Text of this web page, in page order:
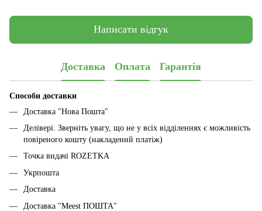
Написати відгук
Доставка Оплата Гарантія
Способи доставки
Доставка "Нова Пошта"
Делівері. Зверніть увагу, що не у всіх відділеннях є можливість
повіреного кошту (накладений платіж)
Точка видачі ROZETKA
Укрпошта
Доставка
Доставка "Meest ПОШТА"